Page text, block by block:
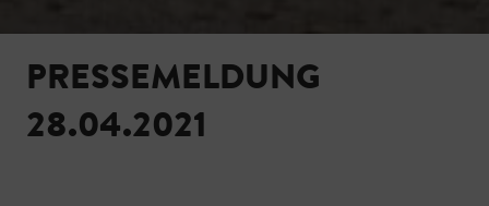
PRESSEMELDUNG
28.04.2021